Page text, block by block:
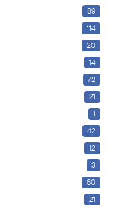
89
114
20
14
72
21
1
42
12
3
60
21